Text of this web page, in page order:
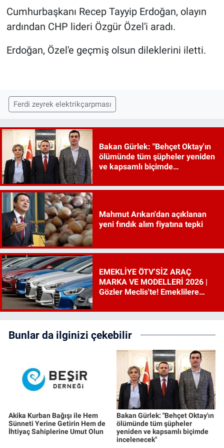
Cumhurbaşkanı Recep Tayyip Erdoğan, olayın
ardından CHP lideri Özgür Özel'i aradı.
Erdoğan, Özel'e geçmiş olsun dileklerini iletti.
Ferdi zeyrek elektrikçarpması
Bakan Gürlek: "Behçet Oktay'ın
ölümünde tüm şüpheler yeniden
ve kapsamlı biçimde
Mahmut Arıkan'dan açıklanan
yeni fındık alım fiyatına tepki
EMEKLİYE ÖTV’SİZ ARAÇ
MARKA VE MODELLERİ 2026 |
Gözler Meclis'te! Emeklilere
ne?
Bunlar da ilginizi çekebilir
Akika Kurban Bağışı ile Hem
Sünneti Yerine Getirin Hem de
İhtiyaç Sahiplerine Umut Olun
Bakan Gürlek: "Behçet Oktay'ın
ölümünde tüm şüpheler
yeniden ve kapsamlı biçimde
incelenecek"